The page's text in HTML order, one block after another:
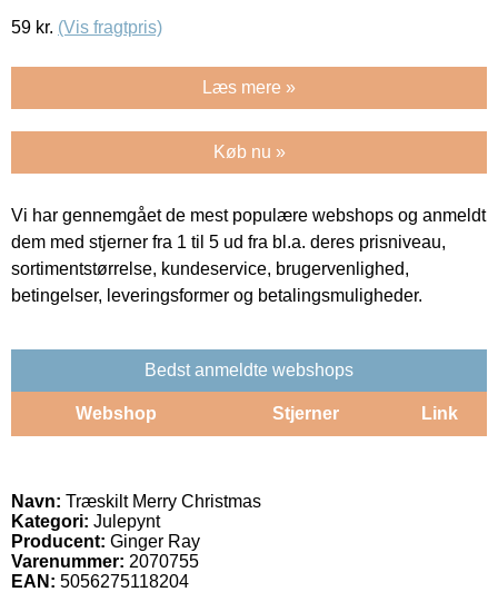
59 kr. (Vis fragtpris)
Læs mere »
Køb nu »
Vi har gennemgået de mest populære webshops og anmeldt
dem med stjerner fra 1 til 5 ud fra bl.a. deres prisniveau,
sortimentstørrelse, kundeservice, brugervenlighed,
betingelser, leveringsformer og betalingsmuligheder.
Bedst anmeldte webshops
Webshop Stjerner Link
Navn: Træskilt Merry Christmas
Kategori: Julepynt
Producent: Ginger Ray
Varenummer: 2070755
EAN: 5056275118204